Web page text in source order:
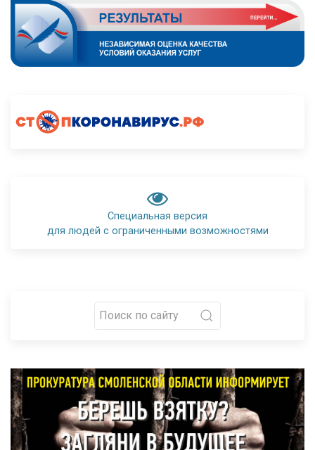
Специальная версия
для людей с ограниченными возможностями